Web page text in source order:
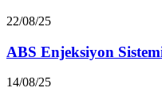
22/08/25
ABS Enjeksiyon
14/08/25